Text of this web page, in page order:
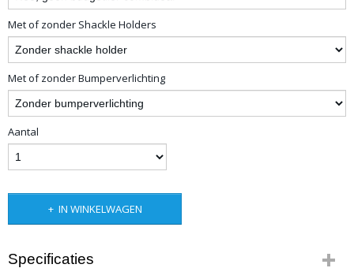
Met of zonder Shackle Holders
Met of zonder Bumperverlichting
Aantal
IN WINKELWAGEN
Specificaties